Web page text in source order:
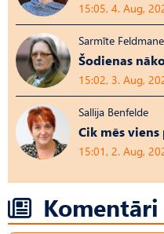
15:05, 4. Aug,
Sarmīte Feldmane
Šodienas
15:02, 3. Aug,
Sallija Benfelde
Cik mēs
15:01, 2. Aug,
Komentāri